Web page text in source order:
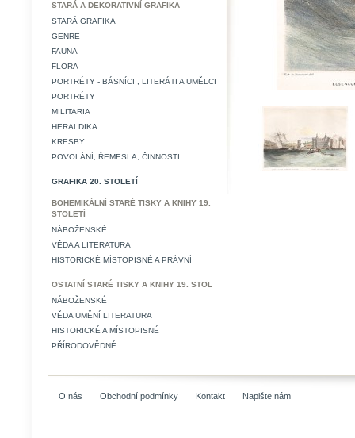
STARÁ A DEKORATIVNÍ GRAFIKA
STARÁ GRAFIKA
GENRE
FAUNA
FLORA
PORTRÉTY - BÁSNÍCI , LITERÁTI A UMĚLCI
PORTRÉTY
MILITARIA
HERALDIKA
KRESBY
POVOLÁNÍ, ŘEMESLA, ČINNOSTI.
GRAFIKA 20. STOLETÍ
BOHEMIKÁLNÍ STARÉ TISKY A KNIHY 19.
STOLETÍ
NÁBOŽENSKÉ
VĚDA A LITERATURA
HISTORICKÉ MÍSTOPISNÉ A PRÁVNÍ
OSTATNÍ STARÉ TISKY A KNIHY 19. STOL
NÁBOŽENSKÉ
VĚDA UMĚNÍ LITERATURA
HISTORICKÉ A MÍSTOPISNÉ
PŘÍRODOVĚDNÉ
O nás Obchodní podmínky Kontakt Napište nám